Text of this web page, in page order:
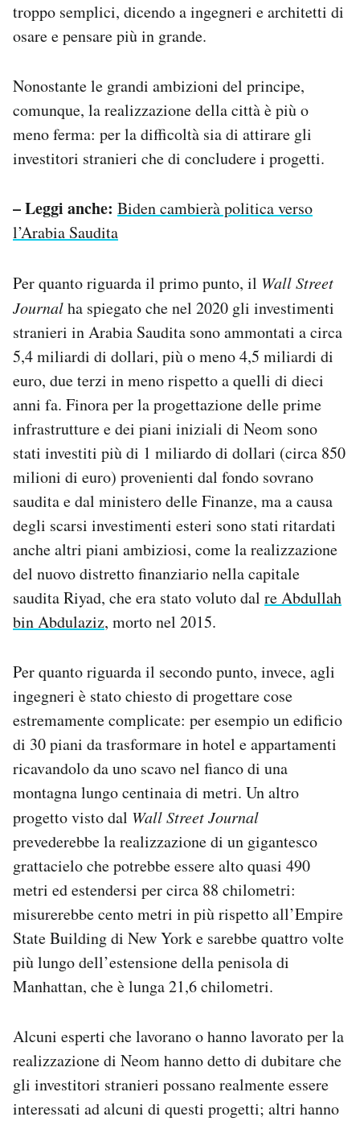
troppo semplici, dicendo a ingegneri e architetti di
osare e pensare più in grande.
Nonostante le grandi ambizioni del principe,
comunque, la realizzazione della città è più o
meno ferma: per la difficoltà sia di attirare gli
investitori stranieri che di concludere i progetti.
– Leggi anche: Biden cambierà politica verso
l’Arabia Saudita
Per quanto riguarda il primo punto, il Wall Street
Journalha spiegato che nel 2020 gli investimenti
stranieri in Arabia Saudita sono ammontati a circa
5,4 miliardi di dollari, più o meno 4,5 miliardi di
euro, due terzi in meno rispetto a quelli di dieci
anni fa. Finora per la progettazione delle prime
infrastrutture e dei piani iniziali di Neom sono
stati investiti più di 1 miliardo di dollari (circa 850
milioni di euro) provenienti dal fondo sovrano
saudita e dal ministero delle Finanze, ma a causa
degli scarsi investimenti esteri sono stati ritardati
anche altri piani ambiziosi, come la realizzazione
del nuovo distretto finanziario nella capitale
saudita Riyad, che era stato voluto dal re Abdullah
bin Abdulaziz, morto nel 2015.
Per quanto riguarda il secondo punto, invece, agli
ingegneri è stato chiesto di progettare cose
estremamente complicate: per esempio un edificio
di 30 piani da trasformare in hotel e appartamenti
ricavandolo da uno scavo nel fianco di una
montagna lungo centinaia di metri. Un altro
progetto visto dal Wall Street Journal
prevederebbe la realizzazione di un gigantesco
grattacielo che potrebbe essere alto quasi 490
metri ed estendersi per circa 88 chilometri:
misurerebbe cento metri in più rispetto all’Empire
State Building di New York e sarebbe quattro volte
più lungo dell’estensione della penisola di
Manhattan, che è lunga 21,6 chilometri.
Alcuni esperti che lavorano o hanno lavorato per la
realizzazione di Neom hanno detto di dubitare che
gli investitori stranieri possano realmente essere
interessati ad alcuni di questi progetti; altri hanno